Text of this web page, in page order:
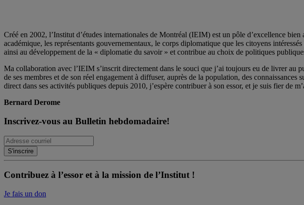
Créé en 2002, l’Institut d’études internationales de Montréal (IEIM) est un pôle d’excellence
académique, les représentants gouvernementaux, le corps diplomatique que les citoyens
ainsi au développement de la « diplomatie du savoir » et contribue au choix de politiques
Ma collaboration avec l’IEIM s’inscrit directement dans le souci que j’ai toujours eu de livrer au
de ses membres et de son réel engagement à diffuser, auprès de la population, des
direct dans ses activités publiques depuis 2010, j’espère contribuer à son essor, et je suis fier de
Bernard Derome
Inscrivez-vous au Bulletin hebdomadaire!
Contribuez à l’essor et à la mission de l’Institut !
Je fais un don